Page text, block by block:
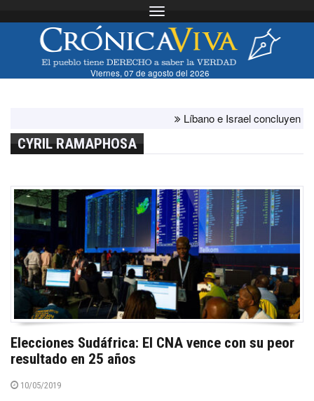
Toggle navigation
Viernes, 07 de agosto del 2026
Líbano e Israel concluyen
CYRIL RAMAPHOSA
Elecciones Sudáfrica: El CNA vence con su peor
resultado en 25 años
10/05/2019